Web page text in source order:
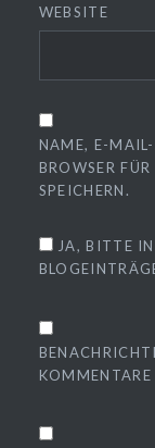
WEBSITE
NAME, E-
BROWSER
SPEICHERN.
JA, BITTE